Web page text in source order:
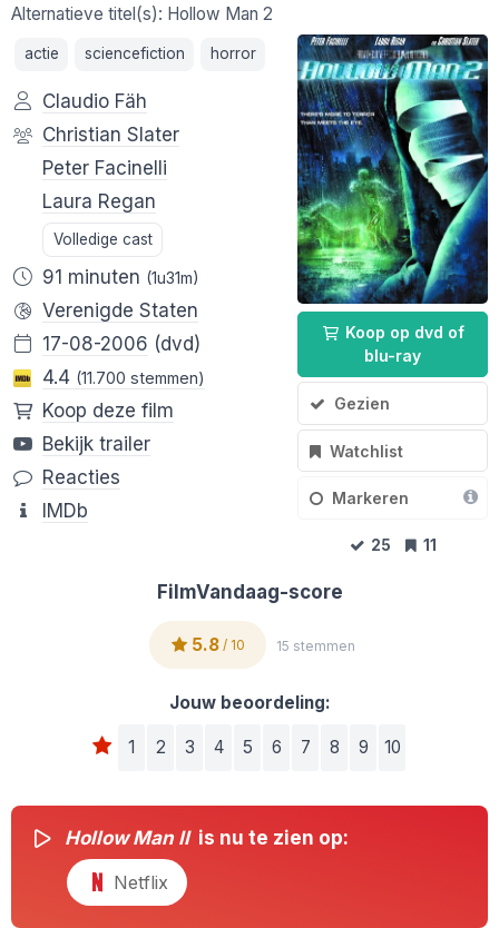
Alternatieve titel(s): Hollow Man 2
Koop op dvd of
blu-ray
Gezien
Watchlist
Markeren
25 11
actie sciencefiction horror
Claudio Fäh
Christian Slater
Peter Facinelli
Laura Regan
Volledige cast
91 minuten (1u31m)
Verenigde Staten
17-08-2006 (dvd)
4.4 (11.700 stemmen)
Koop deze film
Bekijk trailer
Reacties
IMDb
FilmVandaag-score
5.8 / 10 15 stemmen
Jouw beoordeling:
1 2 3 4 5 6 7 8 9 10
Hollow Man II is nu te zien op:
Netflix